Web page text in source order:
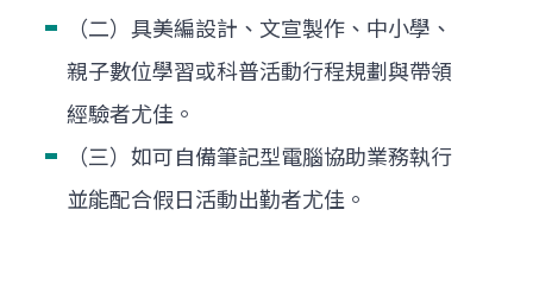
（二）具美編設計、文宣製作、中小學、
親子數位學習或科普活動行程規劃與帶領
經驗者尤佳。
（三）如可自備筆記型電腦協助業務執行
並能配合假日活動出勤者尤佳。